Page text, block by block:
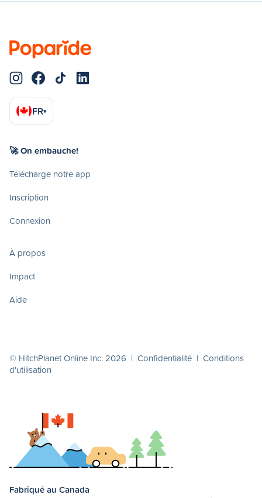
FR▾
🚀 On embauche!
Télécharge notre app
Inscription
Connexion
À propos
Impact
Aide
© HitchPlanet Online Inc. 2026 | Confidentialité | Conditions
d'utilisation
Fabriqué au Canada